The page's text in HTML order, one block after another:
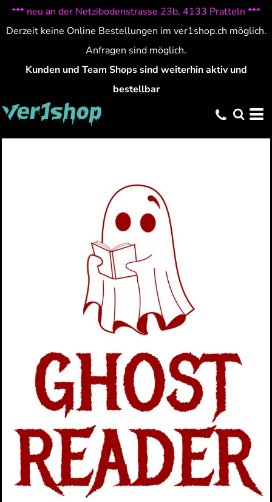
*** neu an der Netzibodenstrasse 23b, 4133 Pratteln ***
Derzeit keine Online Bestellungen im ver1shop.ch möglich.
Anfragen sind möglich.
Kunden und Team Shops sind weiterhin aktiv und
bestellbar